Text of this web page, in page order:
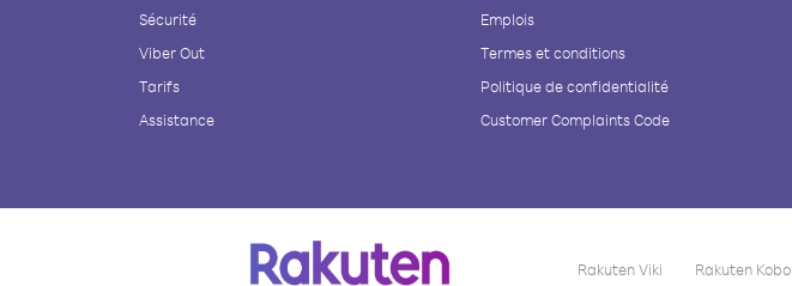
Sécurité
Viber Out
Tarifs
Assistance
Emplois
Termes et conditions
Politique de confidentialité
Customer Complaints Code
Rakuten Viki Rakuten Kobo